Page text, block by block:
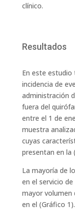
clínico.
Resultados
En este estudio
incidencia de
administración
fuera del
entre el 1 de
muestra
cuyas
presentan en la
La mayoría de
en el servicio
mayor volumen
en el (Gráfico